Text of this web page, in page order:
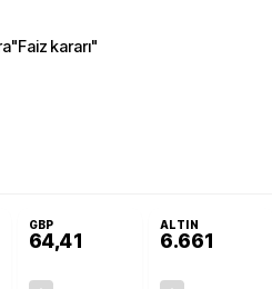
"Faiz kararı"
GBP
64,41
ALTIN
6.661